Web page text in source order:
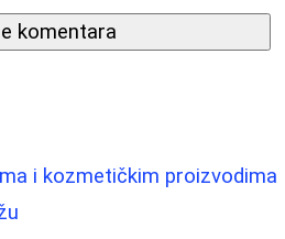
komentara
i kozmetičkim proizvodima